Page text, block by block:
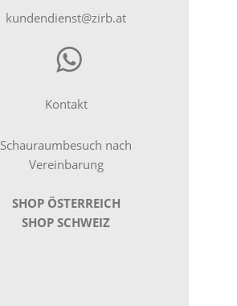
kundendienst@zirb.at
Kontakt
Schauraumbesuch nach
Vereinbarung
SHOP ÖSTERREICH
SHOP SCHWEIZ